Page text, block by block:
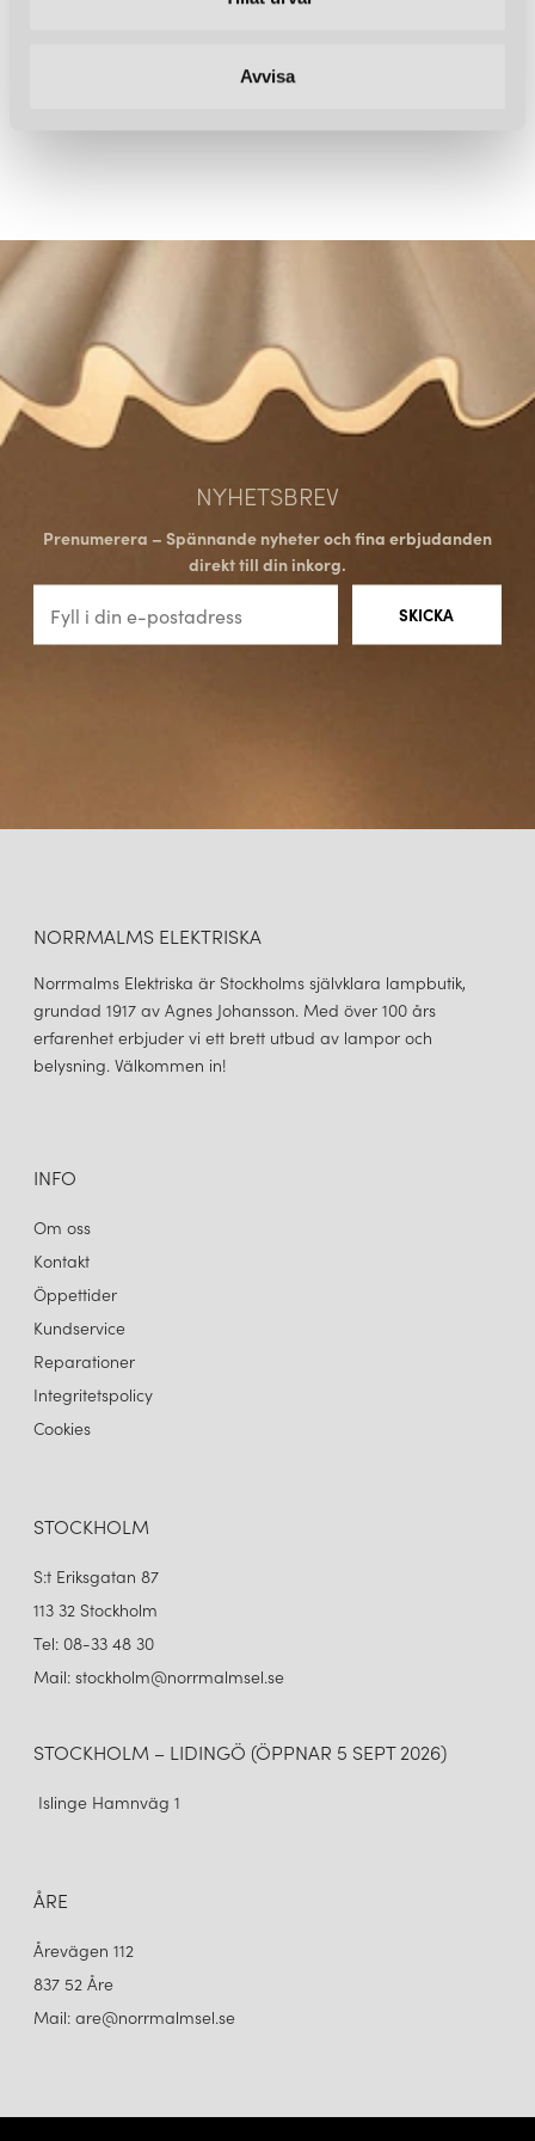
Avvisa
NYHETSBREV
Prenumerera – Spännande nyheter och fina erbjudanden
direkt till din inkorg.
NORRMALMS ELEKTRISKA
Norrmalms Elektriska är Stockholms självklara lampbutik,
grundad 1917 av Agnes Johansson. Med över 100 års
erfarenhet erbjuder vi ett brett utbud av lampor och
belysning. Välkommen in!
INFO
Om oss
Kontakt
Öppettider
Kundservice
Reparationer
Integritetspolicy
Cookies
STOCKHOLM
S:t Eriksgatan 87
113 32 Stockholm
Tel: 08-33 48 30
Mail: stockholm@norrmalmsel.se
STOCKHOLM – LIDINGÖ (ÖPPNAR 5 SEPT 2026)
Islinge Hamnväg 1
ÅRE
Årevägen 112
837 52 Åre
Mail: are@norrmalmsel.se